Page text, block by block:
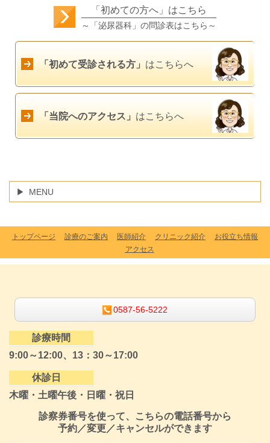
「初めての方へ」はこちら
～「泌尿器科」の問診表はこちら～
「初めて受診される方」 はこちらへ
「当院へのアクセス」 はこちらへ
MENU
トップページ 診療のご案内 医師紹介 クリニック紹介
お役立ち情報
アクセス
0587-56-5222
診療時間
9:00～12:00、13：30～17:00
休診日
木曜・土曜午後・日曜・祝日
診察券番号を使って、こちらの電話番号から
予約／変更／キャンセルができます